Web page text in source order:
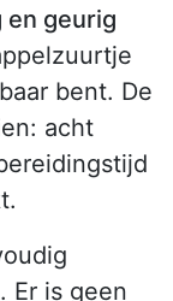
en geurig
bent. De
acht
Er is geen